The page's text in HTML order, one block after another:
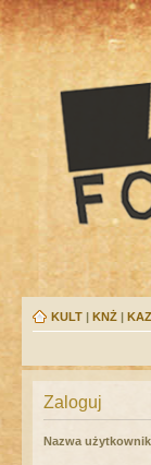
KULT | KNŻ |
Zaloguj
Nazwa